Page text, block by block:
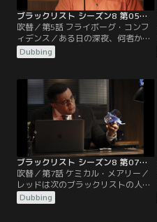
ブラックリスト シーズン8 第05話／吹替
吹替／第5話 フライボーグ・コンフ
ィデンス／ある日の深夜、何者か
が、レッドの荷物を管理していた銀
行の支店長カールを襲う。チーム
ている集団“フライボーグ・コンフ
ィデンス”を追うことになる。そん
な中、過去にチームが牢屋へ入れ
た、とある男がすご腕の弁護士を雇
った。彼の要求は情報提供者として
リズを出廷させろという…。
Dubbing
ブラックリスト シーズン8 第07話／吹替
吹替／第7話 ケミカル・メアリー／
レッドは次のブラックリストの人物
として、化学兵器のブローカー“ケ
ミカル・メアリー”ことメアリー・
Dubbing